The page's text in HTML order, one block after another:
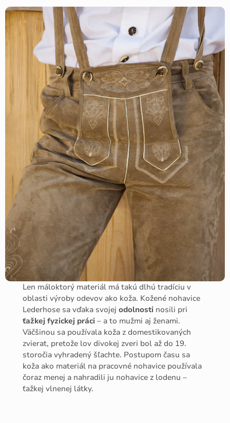
Len máloktorý materiál má takú dlhú tradíciu v
oblasti výroby odevov ako koža. Kožené nohavice
Lederhose sa vďaka svojejodolnosti nosili pri
ťažkej fyzickej práci – a to mužmi aj ženami.
Väčšinou sa používala koža z domestikovaných
zvierat, pretože lov divokej zveri bol až do 19.
storočia vyhradený šľachte. Postupom času sa
koža ako materiál na pracovné nohavice používala
čoraz menej a nahradili ju nohavice z lodenu –
ťažkej vlnenej látky.